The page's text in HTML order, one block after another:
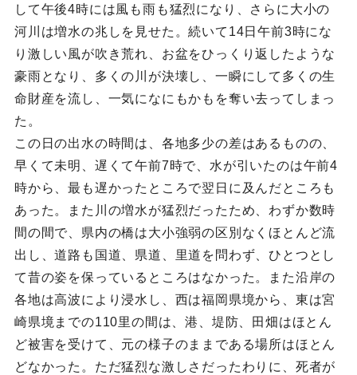
して午後4時には風も雨も猛烈になり、さらに大小の
河川は増水の兆しを見せた。続いて14日午前3時にな
り激しい風が吹き荒れ、お盆をひっくり返したような
豪雨となり、多くの川が決壊し、一瞬にして多くの生
命財産を流し、一気になにもかもを奪い去ってしまっ
た。
この日の出水の時間は、各地多少の差はあるものの、
早くて未明、遅くて午前7時で、水が引いたのは午前4
時から、最も遅かったところで翌日に及んだところも
あった。また川の増水が猛烈だったため、わずか数時
間の間で、県内の橋は大小強弱の区別なくほとんど流
出し、道路も国道、県道、里道を問わず、ひとつとし
て昔の姿を保っているところはなかった。また沿岸の
各地は高波により浸水し、西は福岡県境から、東は宮
崎県境までの110里の間は、港、堤防、田畑はほとん
ど被害を受けて、元の様子のままである場所はほとん
どなかった。ただ猛烈な激しさだったわりに、死者が